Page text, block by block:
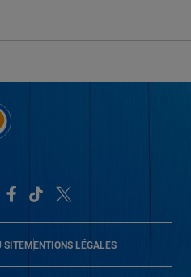
SITEMENTIONS LÉGALES